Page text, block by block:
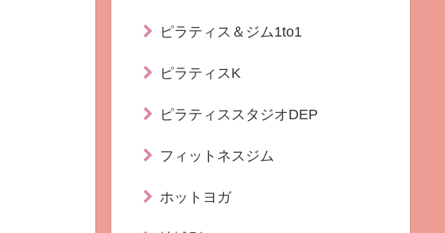
ピラティス＆ジム1to1
ピラティスK
ピラティススタジオDEP
フィットネスジム
ホットヨガ